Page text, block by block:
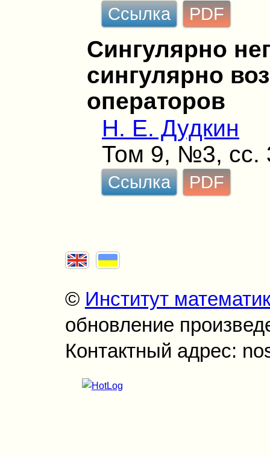
Ссылка PDF
Сингулярно
сингулярно
операторов
Н. Е. Дудкин
Том 9, №3, сс.
Ссылка PDF
© Институт
обновление
Контактный адрес: